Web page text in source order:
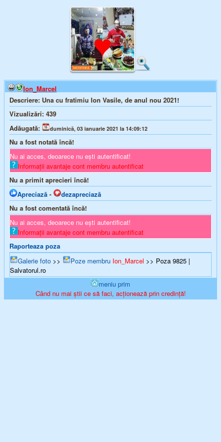
Ion_Marcel
Descriere: Una cu fratimiu Ion Vasile, de anul nou 2021!
Vizualizări: 439
Adăugată:
duminică, 03 ianuarie 2021 la 14:09:12
Nu a fost notată încă!
Nu ai acces, deoarece nu ești autentificat!
Informații avantaje cont membru autentificat
Nu a primit aprecieri încă!
Apreciază -
dezapreciază
Nu a fost comentată încă!
Nu ai acces, deoarece nu ești autentificat!
Informații avantaje cont membru autentificat
Raporteaza poza
Galerie foto >> Poze membru Ion_Marcel >> Poza 9825 |
Salvatorul.ro
meniu prim
Când nu mai știi ce să faci, acționează prin credință!